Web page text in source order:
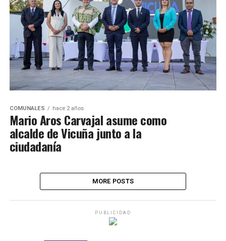
COMUNALES hace 2 años
Mario Aros Carvajal asume como
alcalde de Vicuña junto a la
ciudadanía
MORE POSTS
PUBLICIDAD